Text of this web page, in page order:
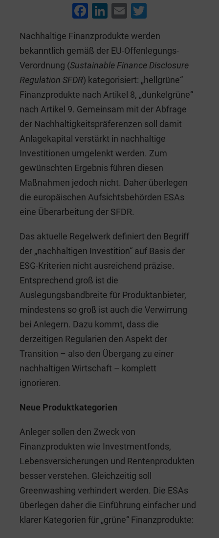
F
c
e
b
o
o
k
Li
k
e
dI
n
E
ai
l
tt
er
Nachhaltige Finanzprodukte werden
bekanntlich gemäß der EU-Offenlegungs-
Verordnung (Sustainable Finance Disclosure
Regulation SFDR) kategorisiert: „hellgrüne“
Finanzprodukte nach Artikel 8, „dunkelgrüne“
nach Artikel 9. Gemeinsam mit der Abfrage
der Nachhaltigkeitspräferenzen soll damit
Anlagekapital verstärkt in nachhaltige
Investitionen umgelenkt werden. Zum
gewünschten Ergebnis führen diesen
Maßnahmen jedoch nicht. Daher überlegen
die europäischen Aufsichtsbehörden ESAs
eine Überarbeitung der SFDR.
Das aktuelle Regelwerk definiert den Begriff
der „nachhaltigen Investition“ auf Basis der
ESG-Kriterien nicht ausreichend präzise.
Entsprechend groß ist die
Auslegungsbandbreite für Produktanbieter,
mindestens so groß ist auch die Verwirrung
bei Anlegern. Dazu kommt, dass die
derzeitigen Regularien den Aspekt der
Transition – also den Übergang zu einer
nachhaltigen Wirtschaft – komplett
ignorieren.
Neue Produktkategorien
Anleger sollen den Zweck von
Finanzprodukten wie Investmentfonds,
Lebensversicherungen und Rentenprodukten
besser verstehen. Gleichzeitig soll
Greenwashing verhindert werden. Die ESAs
überlegen daher die Einführung einfacher und
klarer Kategorien für „grüne“ Finanzprodukte: